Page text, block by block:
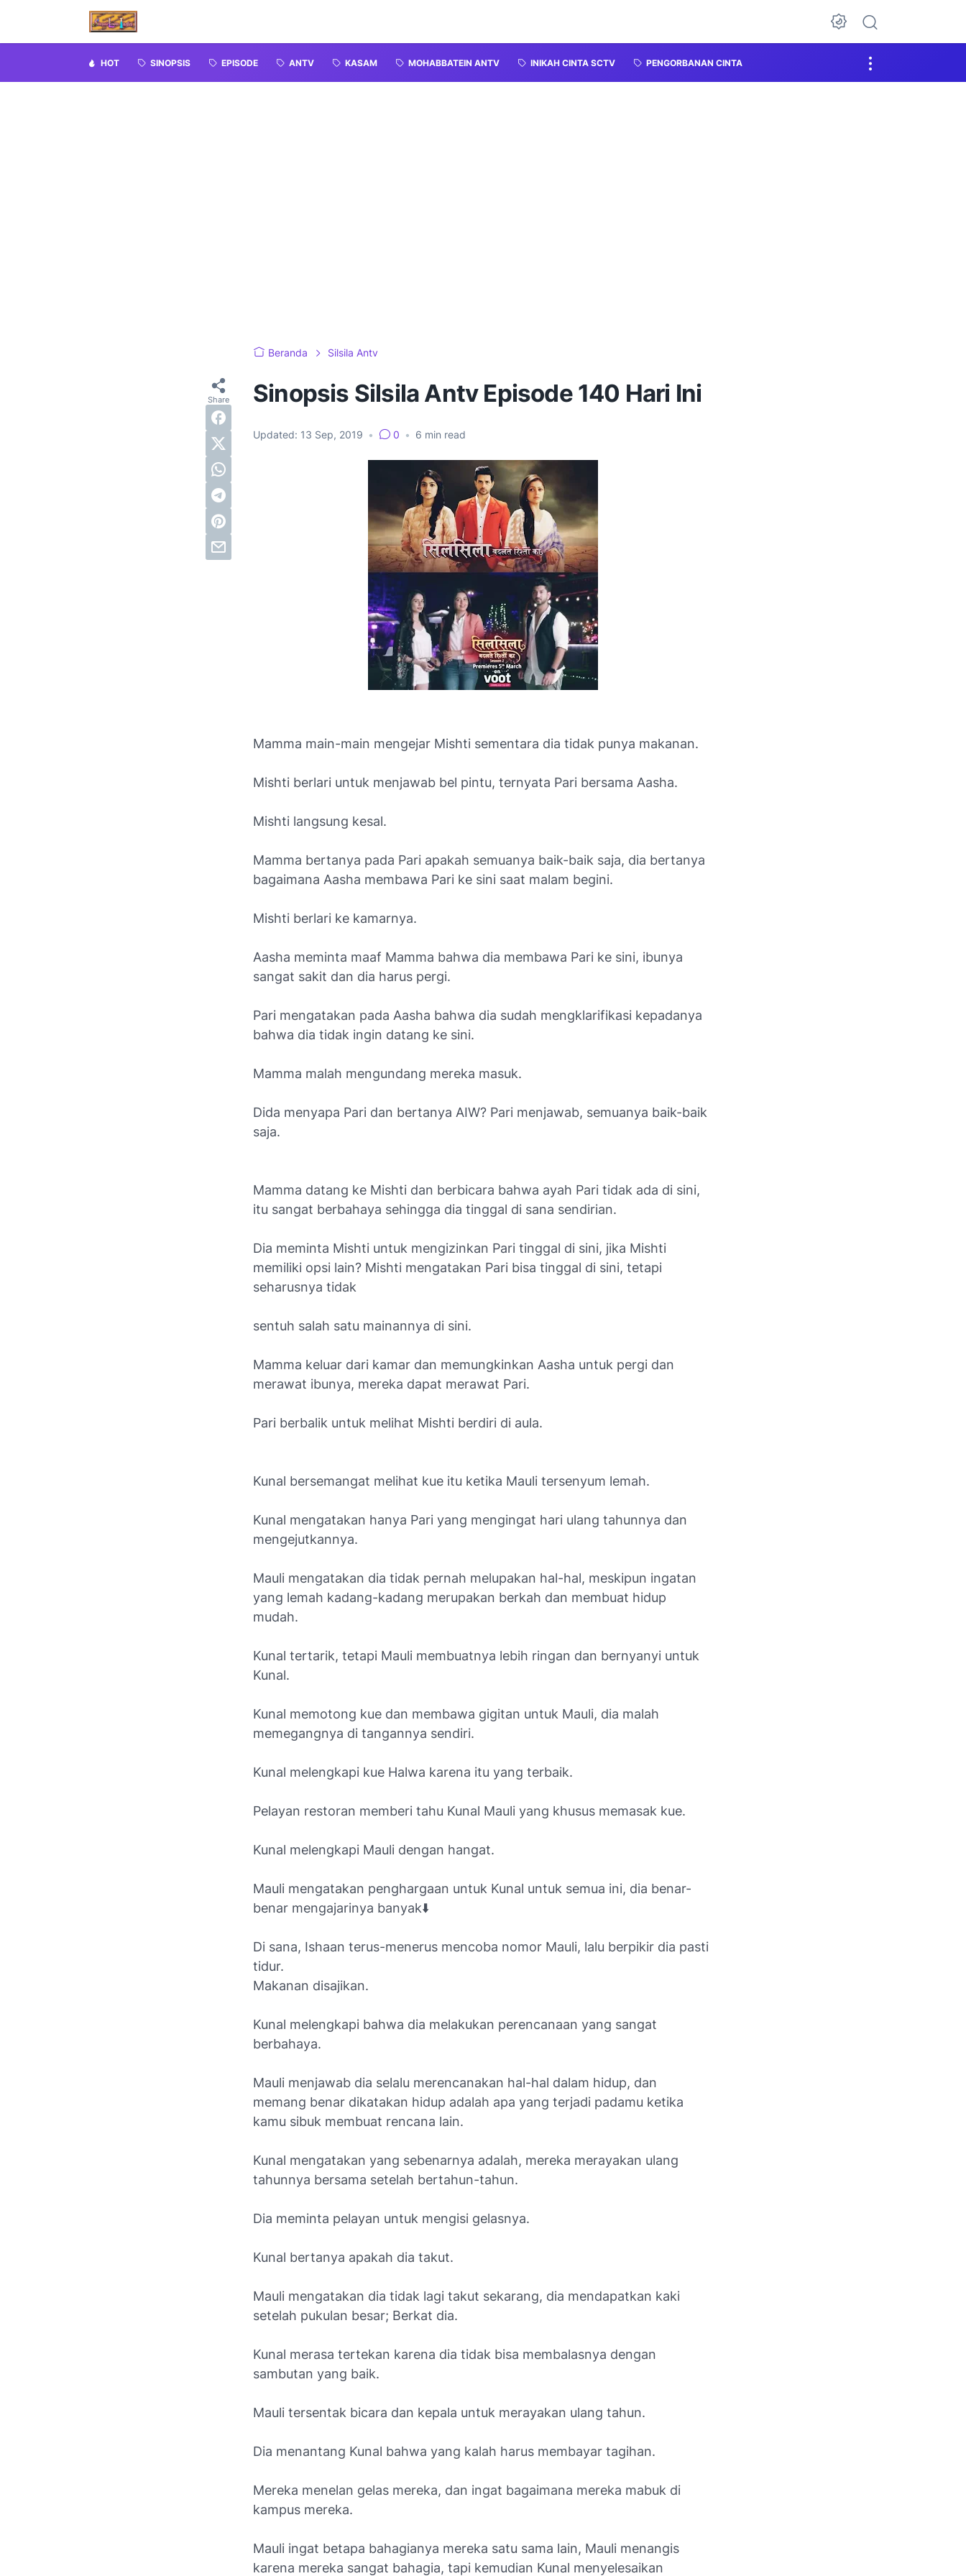
HOT SINOPSIS EPISODE ANTV KASAM MOHABBATEIN ANTV INIKAH CINTA SCTV PENGORBANAN CINTA
Beranda Silsila Antv
Sinopsis Silsila Antv Episode 140 Hari Ini
Updated: 13 Sep, 2019 • 0 • 6 min read
Mamma main-main mengejar Mishti sementara dia tidak punya makanan.
Mishti berlari untuk menjawab bel pintu, ternyata Pari bersama Aasha.
Mishti langsung kesal.
Mamma bertanya pada Pari apakah semuanya baik-baik saja, dia bertanya
bagaimana Aasha membawa Pari ke sini saat malam begini.
Mishti berlari ke kamarnya.
Aasha meminta maaf Mamma bahwa dia membawa Pari ke sini, ibunya
sangat sakit dan dia harus pergi.
Pari mengatakan pada Aasha bahwa dia sudah mengklarifikasi kepadanya
bahwa dia tidak ingin datang ke sini.
Mamma malah mengundang mereka masuk.
Dida menyapa Pari dan bertanya AIW? Pari menjawab, semuanya baik-baik
saja.
Mamma datang ke Mishti dan berbicara bahwa ayah Pari tidak ada di sini,
itu sangat berbahaya sehingga dia tinggal di sana sendirian.
Dia meminta Mishti untuk mengizinkan Pari tinggal di sini, jika Mishti
memiliki opsi lain? Mishti mengatakan Pari bisa tinggal di sini, tetapi
seharusnya tidak
sentuh salah satu mainannya di sini.
Mamma keluar dari kamar dan memungkinkan Aasha untuk pergi dan
merawat ibunya, mereka dapat merawat Pari.
Pari berbalik untuk melihat Mishti berdiri di aula.
Kunal bersemangat melihat kue itu ketika Mauli tersenyum lemah.
Kunal mengatakan hanya Pari yang mengingat hari ulang tahunnya dan
mengejutkannya.
Mauli mengatakan dia tidak pernah melupakan hal-hal, meskipun ingatan
yang lemah kadang-kadang merupakan berkah dan membuat hidup
mudah.
Kunal tertarik, tetapi Mauli membuatnya lebih ringan dan bernyanyi untuk
Kunal.
Kunal memotong kue dan membawa gigitan untuk Mauli, dia malah
memegangnya di tangannya sendiri.
Kunal melengkapi kue Halwa karena itu yang terbaik.
Pelayan restoran memberi tahu Kunal Mauli yang khusus memasak kue.
Kunal melengkapi Mauli dengan hangat.
Mauli mengatakan penghargaan untuk Kunal untuk semua ini, dia benar-
benar mengajarinya banyak⬇️
Di sana, Ishaan terus-menerus mencoba nomor Mauli, lalu berpikir dia pasti
tidur.
Makanan disajikan.
Kunal melengkapi bahwa dia melakukan perencanaan yang sangat
berbahaya.
Mauli menjawab dia selalu merencanakan hal-hal dalam hidup, dan
memang benar dikatakan hidup adalah apa yang terjadi padamu ketika
kamu sibuk membuat rencana lain.
Kunal mengatakan yang sebenarnya adalah, mereka merayakan ulang
tahunnya bersama setelah bertahun-tahun.
Dia meminta pelayan untuk mengisi gelasnya.
Kunal bertanya apakah dia takut.
Mauli mengatakan dia tidak lagi takut sekarang, dia mendapatkan kaki
setelah pukulan besar; Berkat dia.
Kunal merasa tertekan karena dia tidak bisa membalasnya dengan
sambutan yang baik.
Mauli tersentak bicara dan kepala untuk merayakan ulang tahun.
Dia menantang Kunal bahwa yang kalah harus membayar tagihan.
Mereka menelan gelas mereka, dan ingat bagaimana mereka mabuk di
kampus mereka.
Mauli ingat betapa bahagianya mereka satu sama lain, Mauli menangis
karena mereka sangat bahagia, tapi kemudian Kunal menyelesaikan